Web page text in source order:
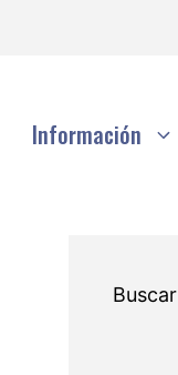
Información
Buscar